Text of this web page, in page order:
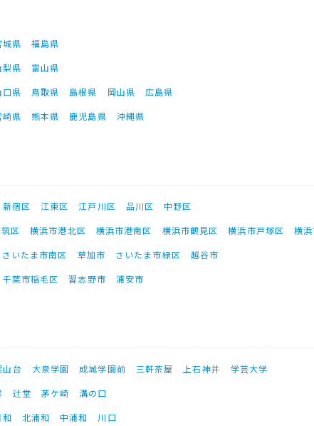
城県
福島県
梨県
富山県
口県 鳥取県 島根県 岡山県
広島県
崎県 熊本県 鹿児島県 沖縄県
新宿区 江東区 江戸川区 品川区
中野区
区 横浜市港北区 横浜市港南区 横浜市鶴見区 横浜市戸塚区
横
さいたま市南区 草加市 さいたま市緑区
越谷市
千葉市稲毛区 習志野市 浦安市
山台 大泉学園 成城学園前 三軒茶屋 上石神井
学芸大学
辻堂 茅ケ崎
溝の口
和 北浦和 中浦和
川口